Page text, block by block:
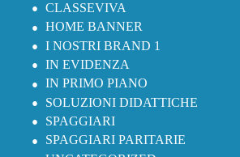
CLASSEVIVA
HOME BANNER
I NOSTRI BRAND 1
IN EVIDENZA
IN PRIMO PIANO
SOLUZIONI DIDATTICHE
SPAGGIARI
SPAGGIARI PARITARIE